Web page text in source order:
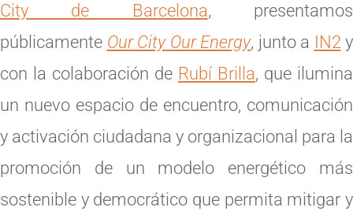
City de Barcelona, presentamos
públicamente Our City Our Energy, junto a IN2y
con la colaboración de Rubí Brilla, que ilumina
un nuevo espacio de encuentro, comunicación
y activación ciudadana y organizacional para la
promoción de un modelo energético más
sostenible y democrático que permita mitigar y